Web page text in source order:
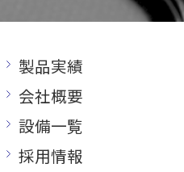
製品実績
会社概要
設備一覧
採用情報